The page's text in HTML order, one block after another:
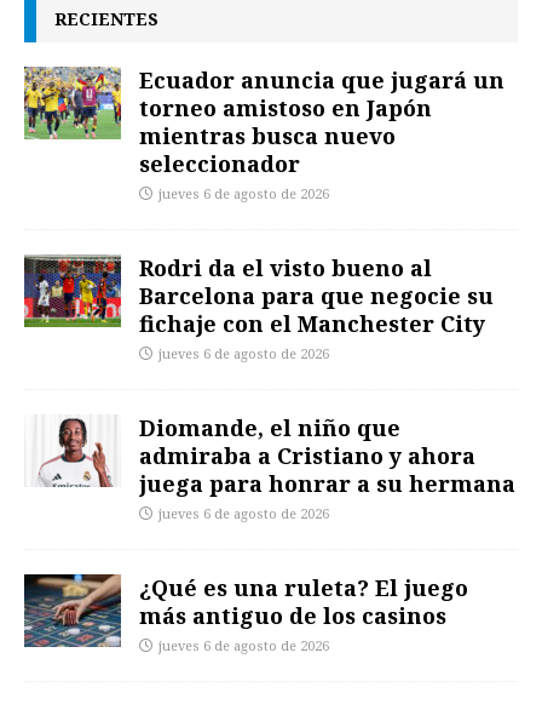
RECIENTES
Ecuador anuncia que jugará un
torneo amistoso en Japón
mientras busca nuevo
seleccionador
jueves 6 de agosto de 2026
Rodri da el visto bueno al
Barcelona para que negocie su
fichaje con el Manchester City
jueves 6 de agosto de 2026
Diomande, el niño que
admiraba a Cristiano y ahora
juega para honrar a su hermana
jueves 6 de agosto de 2026
¿Qué es una ruleta? El juego
más antiguo de los casinos
jueves 6 de agosto de 2026